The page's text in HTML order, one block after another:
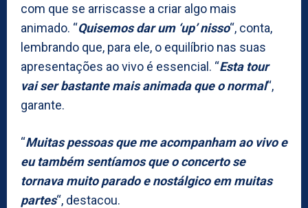
com que se arriscasse a criar algo mais
animado. “Quisemos dar um ‘up’ nisso“, conta,
lembrando que, para ele, o equilíbrio nas suas
apresentações ao vivo é essencial. “Esta tour
vai ser bastante mais animada que o normal“,
garante.
“Muitas pessoas que me acompanham ao vivo e
eu também sentíamos que o concerto se
tornava muito parado e nostálgico em muitas
partes“, destacou.